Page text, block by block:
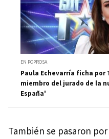
EN POPROSA
Paula Echevarría ficha
miembro del jurado de la
España'
También se pasaron